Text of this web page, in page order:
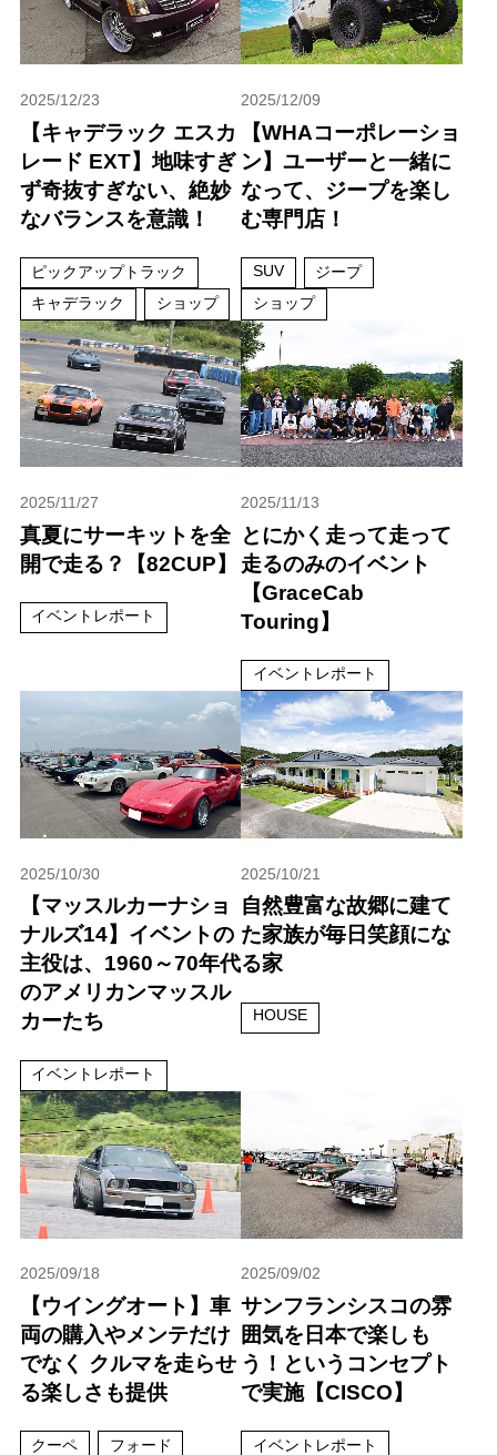
2025/12/23
【キャデラック エスカ
レード EXT】地味すぎ
ず奇抜すぎない、絶妙
なバランスを意識！
ピックアップトラック
キャデラック
ショップ
2025/12/09
【WHAコーポレーショ
ン】ユーザーと一緒に
なって、ジープを楽し
む専門店！
SUV
ジープ
ショップ
2025/11/27
真夏にサーキットを全
開で走る？【82CUP】
イベントレポート
2025/11/13
とにかく走って走って
走るのみのイベント
【GraceCab
Touring】
イベントレポート
2025/10/30
【マッスルカーナショ
ナルズ14】イベントの
主役は、1960～70年代
のアメリカンマッスル
カーたち
イベントレポート
2025/10/21
自然豊富な故郷に建て
た家族が毎日笑顔にな
る家
HOUSE
2025/09/18
【ウイングオート】車
両の購入やメンテだけ
でなく クルマを走らせ
る楽しさも提供
クーペ フォード
2025/09/02
サンフランシスコの雰
囲気を日本で楽しも
う！というコンセプト
で実施【CISCO】
イベントレポート